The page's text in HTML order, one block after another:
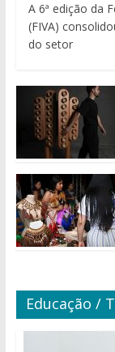
A 6ª edição da
(FIVA)
do setor
Educação /